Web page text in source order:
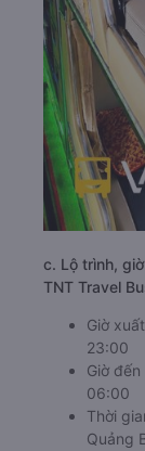
c. Lộ trình,
TNT Travel
Giờ
23:00
Giờ
06:00
Thời
Quảng